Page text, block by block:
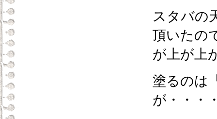
スタバの
頂いたの
が上が上
塗るのは
が・・・